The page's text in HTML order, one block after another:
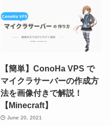
【簡単】ConoHa VPS で
マイクラサーバーの作成方
法を画像付きで解説！
【Minecraft】
June 20, 2021